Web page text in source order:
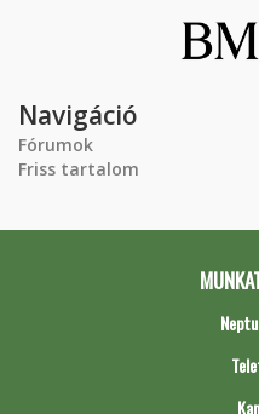
Navigáció
Fórumok
Friss tartalom